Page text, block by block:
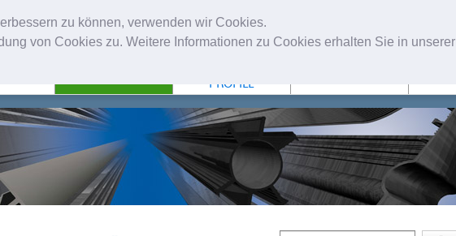
zu können, verwenden wir Cookies.
von Cookies zu. Weitere Informationen zu Cookies erhalten Sie in unserer
PROFILE